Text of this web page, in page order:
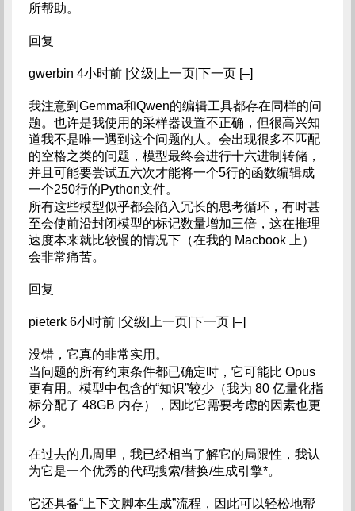
所帮助。
回复
gwerbin 4小时前 |父级|上一页|下一页 [–]
我注意到Gemma和Qwen的编辑工具都存在同样的问
题。也许是我使用的采样器设置不正确，但很高兴知
道我不是唯一遇到这个问题的人。会出现很多不匹配
的空格之类的问题，模型最终会进行十六进制转储，
并且可能要尝试五六次才能将一个5行的函数编辑成
一个250行的Python文件。
所有这些模型似乎都会陷入冗长的思考循环，有时甚
至会使前沿封闭模型的标记数量增加三倍，这在推理
速度本来就比较慢的情况下（在我的 Macbook 上）
会非常痛苦。
回复
pieterk 6小时前 |父级|上一页|下一页 [–]
没错，它真的非常实用。
当问题的所有约束条件都已确定时，它可能比 Opus
更有用。模型中包含的“知识”较少（我为 80 亿量化指
标分配了 48GB 内存），因此它需要考虑的因素也更
少。
在过去的几周里，我已经相当了解它的局限性，我认
为它是一个优秀的代码搜索/替换/生成引擎*。
它还具备“上下文脚本生成”流程，因此可以轻松地帮